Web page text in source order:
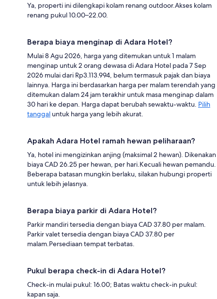
Ya, properti ini dilengkapi kolam renang outdoor.Akses kolam
renang pukul 10.00–22.00.
Berapa biaya menginap di Adara Hotel?
Mulai 8 Agu 2026, harga yang ditemukan untuk 1 malam
menginap untuk 2 orang dewasa di Adara Hotel pada 7 Sep
2026 mulai dari Rp3.113.994, belum termasuk pajak dan biaya
lainnya. Harga ini berdasarkan harga per malam terendah yang
ditemukan dalam 24 jam terakhir untuk masa menginap dalam
30 hari ke depan. Harga dapat berubah sewaktu-waktu. Pilih
tanggal untuk harga yang lebih akurat.
Apakah Adara Hotel ramah hewan peliharaan?
Ya, hotel ini mengizinkan anjing (maksimal 2 hewan). Dikenakan
biaya CAD 26.25 per hewan, per hari.Kecuali hewan pemandu.
Beberapa batasan mungkin berlaku, silakan hubungi properti
untuk lebih jelasnya.
Berapa biaya parkir di Adara Hotel?
Parkir mandiri tersedia dengan biaya CAD 37.80 per malam.
Parkir valet tersedia dengan biaya CAD 37.80 per
malam.Persediaan tempat terbatas.
Pukul berapa check-in di Adara Hotel?
Check-in mulai pukul: 16.00; Batas waktu check-in pukul:
kapan saja.